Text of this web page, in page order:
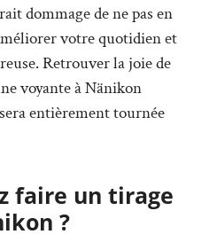
dommage de ne pas en
votre quotidien et
Retrouver la joie de
voyante à Nänikon
entièrement tournée
faire un tirage
?